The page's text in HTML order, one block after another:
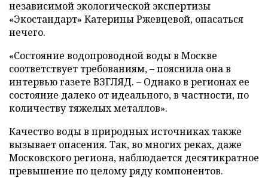
независимой экологической экспертизы
«Экостандарт» Катерины Ржевцевой, опасаться
нечего.
«Состояние водопроводной воды в Москве
соответствует требованиям, – пояснила она в
интервью газете ВЗГЛЯД. – Однако в регионах ее
состояние далеко от идеального, в частности, по
количеству тяжелых металлов».
Качество воды в природных источниках также
вызывает опасения. Так, во многих реках, даже
Московского региона, наблюдается десятикратное
превышение по целому ряду компонентов.